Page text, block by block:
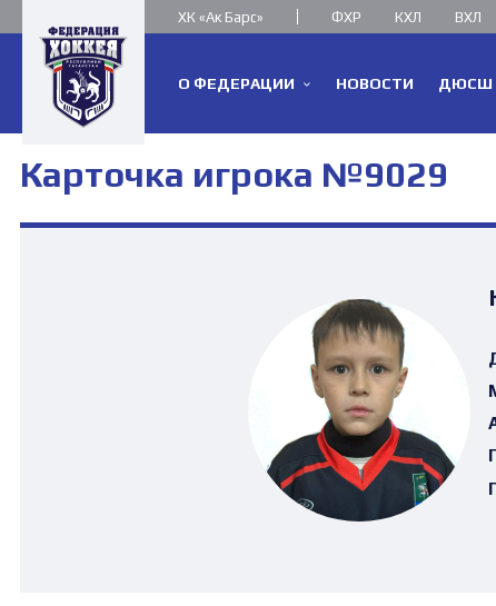
ХК «Ак Барс» ФХР КХЛ ВХЛ
О ФЕДЕРАЦИИ НОВОСТИ ДЮСШ
Карточка игрока №9029